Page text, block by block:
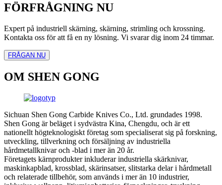
FÖRFRÅGNING NU
Expert på industriell skärning, skärning, strimling och krossning.
Kontakta oss för att få en ny lösning. Vi svarar dig inom 24 timmar.
FRÅGAN NU
OM SHEN GONG
Sichuan Shen Gong Carbide Knives Co., Ltd. grundades 1998.
Shen Gong är beläget i sydvästra Kina, Chengdu, och är ett
nationellt högteknologiskt företag som specialiserat sig på forskning,
utveckling, tillverkning och försäljning av industriella
hårdmetallknivar och -blad i mer än 20 år.
Företagets kärnprodukter inkluderar industriella skärknivar,
maskinkapblad, krossblad, skärinsatser, slitstarka delar i hårdmetall
och relaterade tillbehör, som används i mer än 10 industrier,